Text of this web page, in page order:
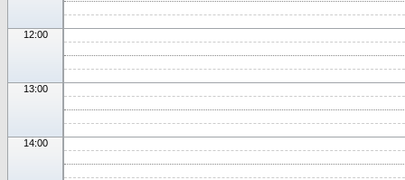
12:00
13:00
14:00